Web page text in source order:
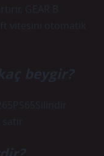
GEAR B
vitesini otomatik
beygir?